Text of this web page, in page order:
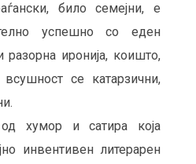
било семејни, е
успешно со еден
иронија, коишто,
се катарзични,
хумор и сатира која
инвентивен литерарен